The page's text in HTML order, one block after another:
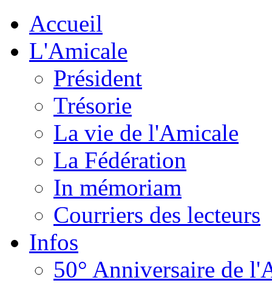
Accueil
L'Amicale
Président
Trésorie
La vie de l'Amicale
La Fédération
In mémoriam
Courriers des lecteurs
Infos
50° Anniversaire de